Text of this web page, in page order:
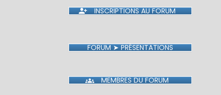
INSCRIPTIONS AU FORUM
FORUM ➤ PRÉSENTATIONS
MEMBRES DU FORUM